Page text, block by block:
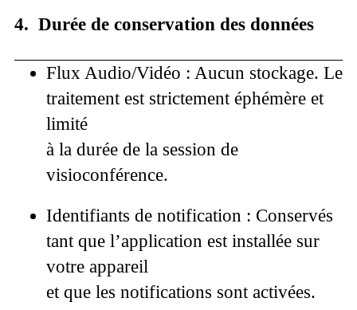
4. Durée de conservation des données
Flux Audio/Vidéo : Aucun stockage. Le
traitement est strictement éphémère et
limité
à la durée de la session de
visioconférence.
Identifiants de notification : Conservés
tant que l’application est installée sur
votre appareil
et que les notifications sont activées.